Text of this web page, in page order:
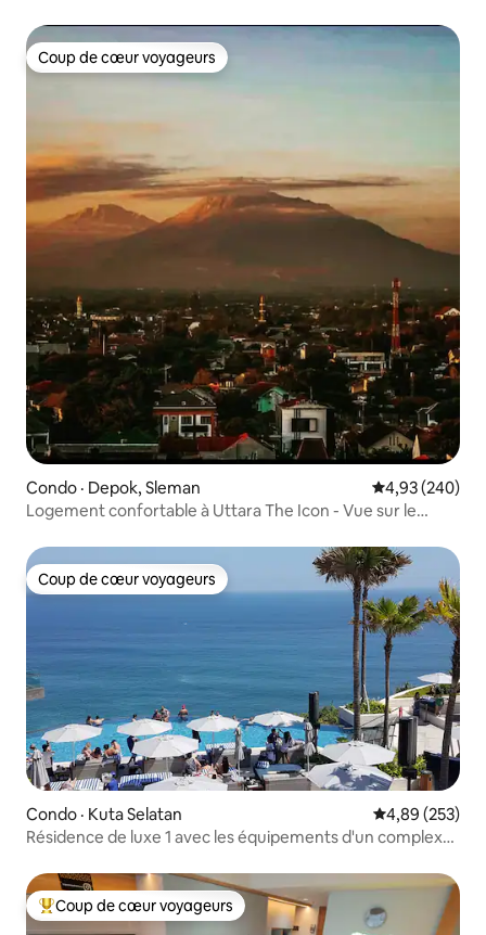
Coup de cœur voyageurs
Coup de cœur voyageurs
Condo · Depok, Sleman Note
4,93 (240)
Logement confortable à Uttara The Icon - Vue sur le
Coup de cœur voyageurs
Coup de cœur voyageurs
Condo · Kuta Selatan Note
4,89 (253)
Résidence de luxe 1 avec les équipements d'un complexe
Coup de cœur voyageurs parmi les plus aimés
Coup de cœur voyageurs